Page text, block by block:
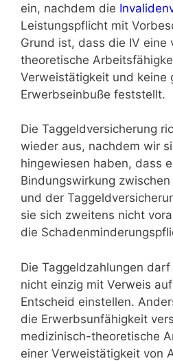
ein, nachdem die
Leistungspflicht mit
Grund ist, dass die IV eine
theoretische
Verweistätigkeit und keine
Erwerbseinbuße feststellt.
Die Taggeldversicherung
wieder aus, nachdem wir
hingewiesen haben, dass
Bindungswirkung
und der
sie sich zweitens nicht
die
Die Taggeldzahlungen
nicht einzig mit Verweis
Entscheid einstellen.
die Erwerbsunfähigkeit
medizinisch-theoretische
einer Verweistätigkeit von